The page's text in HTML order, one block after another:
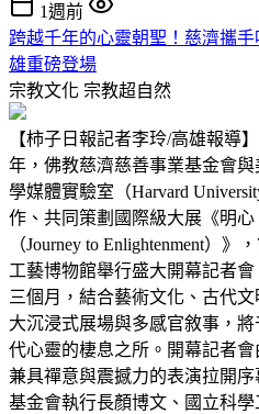
1週前
跨越千年的心靈朝聖！慈濟攜
雄重磅登場
宗教文化 宗教超自然
【柿子日報記者李玲/高雄報導
年，佛教慈濟慈善事業基金會
學媒體實驗室（Harvard
作、共同策劃國際級大展《明
（Journey to Enlightenment）
工藝博物館舉行盛大開幕記者
三個月，結合藝術文化、古代
大沉浸式展場與多感官敘事，
代心靈的棲息之所。開幕記者
兼具禪意與震撼力的表演拉開
基金會執行長顏博文、國立科